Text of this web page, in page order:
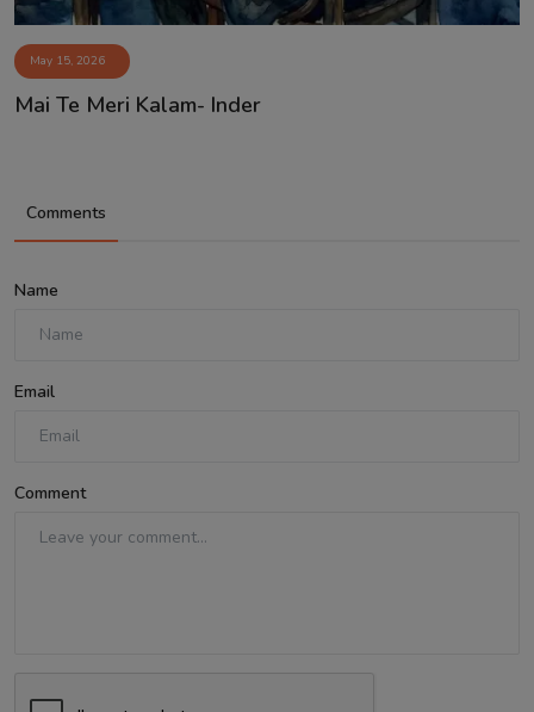
May 15, 2026
Mai Te Meri Kalam- Inder
Comments
Name
Email
Comment